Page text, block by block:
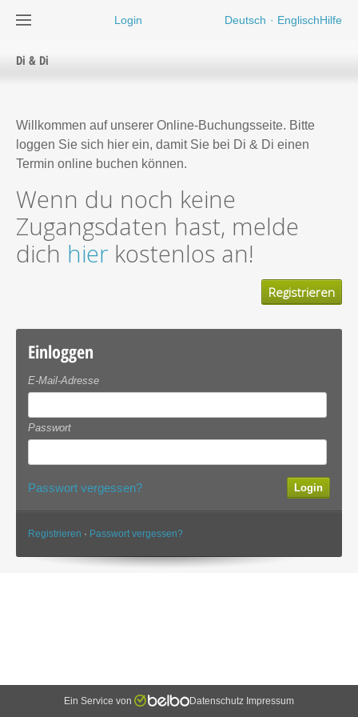
Login Deutsch EnglischHilfe
Di & Di
Willkommen auf unserer Online-Buchungsseite. Bitte
loggen Sie sich hier ein, damit Sie bei Di & Di einen
Termin online buchen können.
Wenn du noch keine
Zugangsdaten hast, melde
dich hier kostenlos an!
Registrieren
Einloggen
E-Mail-Adresse
Passwort
Passwort vergessen?
Registrieren · Passwort vergessen?
Ein Service von Datenschutz Impressum